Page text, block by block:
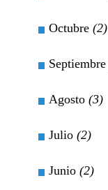
Octubre (2)
Septiembre
Agosto (3)
Julio (2)
Junio (2)